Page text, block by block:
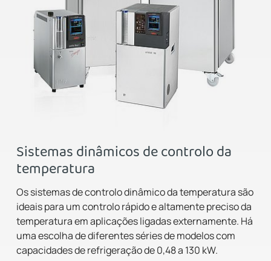
Sistemas dinâmicos de controlo da
temperatura
Os sistemas de controlo dinâmico da temperatura são
ideais para um controlo rápido e altamente preciso da
temperatura em aplicações ligadas externamente. Há
uma escolha de diferentes séries de modelos com
capacidades de refrigeração de 0,48 a 130 kW.